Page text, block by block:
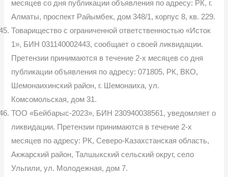
месяцев со дня публикации объявления по адресу: РК, г.
Алматы, проспект Райымбек, дом 348/1, корпус 8, кв. 229.
Товарищество с ограниченной ответственностью «Исток
1», БИН 031140002443, сообщает о своей ликвидации.
Претензии принимаются в течение 2-х месяцев со дня
публикации объявления по адресу: 071805, РК, ВКО,
Шемонаихинский район, г. Шемонаиха, ул.
Комсомольская, дом 31.
ТОО «Бейбарыс-2023», БИН 230940038561, уведомляет о
ликвидации. Претензии принимаются в течение 2-х
месяцев по адресу: РК, Северо-Казахстанская область,
Акжарский район, Талшыкский сельский округ, село
Ульгили, ул. Молодежная, дом 7.